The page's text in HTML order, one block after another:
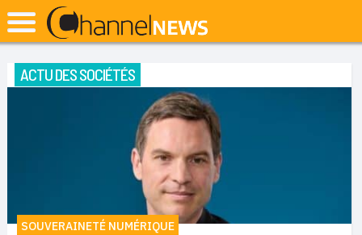
ACTU DES SOCIÉTÉS
SOUVERAINETÉ NUMÉRIQUE